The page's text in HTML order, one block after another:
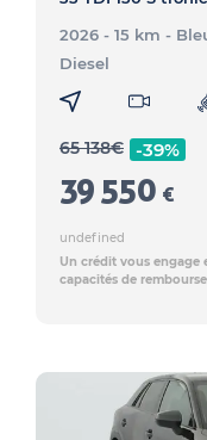
2026 - 15 km -
Diesel
65 138€ -39%
39 550 €
undefined
Un crédit vous engage
capacités de